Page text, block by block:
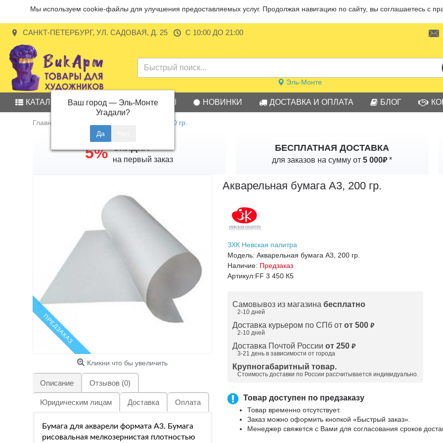
Мы используем cookie-файлы для улучшения предоставляемых услуг. Продолжая навигацию по сайту, вы соглашаетесь с
САНКТ-ПЕТЕРБУРГ, УЛ. САДОВАЯ, Д. 25 С 10:00 ДО 21:00
Эль-Монте
Ваш город — Эль-Монте
Угадали?
КАТАЛОГ АКЦИИ БРЕНДЫ НОВИНКИ ДОСТАВКА И ОПЛАТА БЛОГ
Главная Акварельная бумага А3, 200 гр.
5% СКИДКА
на первый заказ
БЕСПЛАТНАЯ ДОСТАВКА
для заказов на сумму от5 000₽*
ПРЕДЗАКАЗ
Кликни что бы увеличить
Описание Отзывов (0)
Юридическим лицам Доставка Оплата
Бумага для акварели формата А3. Бумага
рисовальная мелкозернистая плотностью
Акварельная бумага А3, 200 гр.
ЗХК Невская палитра
Модель: Акварельная бумага А3, 200 гр.
Наличие: Предзаказ
Артикул:FF 3 450 К5
Самовывоз из магазина бесплатно
2-10 дней
Доставка курьером по СПб от от 500 ₽
2-10 дней
Доставка Почтой России от 250 ₽
3-21 день в зависимости от города
Крупногабаритный товар.
Стоимость доставки по России рассчитывается индивидуально.
Товар доступен по предзаказу
Товар временно отсутствует.
Заказ можно оформить кнопкой «Быстрый заказ».
Менеджер свяжется с Вами для согласования сроков